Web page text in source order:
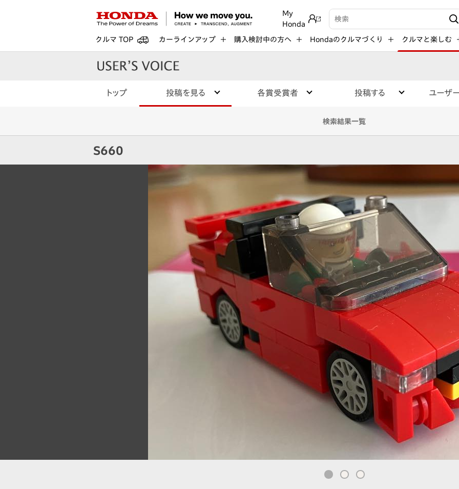
My
Honda
検索キーワード入力
クルマ TOP カーラインアップ 購入検討中の方へ Hondaのクルマづくり クルマと楽しむ
トップ 投稿を見る 各賞受賞者 投稿する ユーザ
検索結果一覧
S660